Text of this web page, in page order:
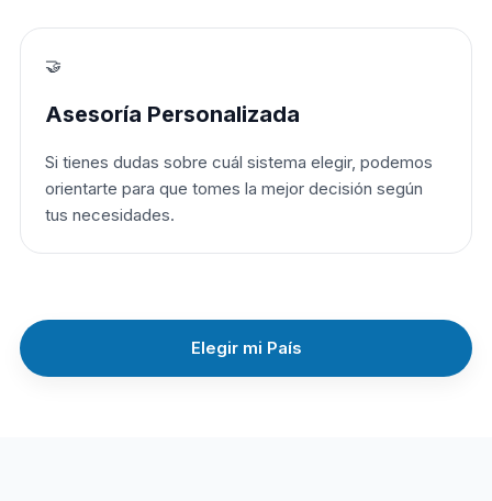
🤝
Asesoría Personalizada
Si tienes dudas sobre cuál sistema elegir, podemos
orientarte para que tomes la mejor decisión según
tus necesidades.
Elegir mi País